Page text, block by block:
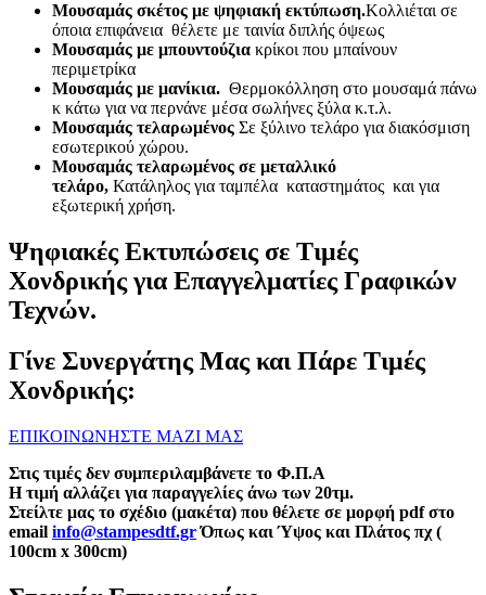
Μουσαμάς σκέτος με ψηφιακή εκτύπωση.Κολλιέται σε
όποια επιφάνεια θέλετε με ταινία διπλής όψεως
Μουσαμάς με μπουντούζια κρίκοι που μπαίνουν
περιμετρίκα
Μουσαμάς με μανίκια. Θερμοκόλληση στο μουσαμά πάνω
κ κάτω για να περνάνε μέσα σωλήνες ξύλα κ.τ.λ.
Μουσαμάς τελαρωμένος Σε ξύλινο τελάρο για διακόσμιση
εσωτερικού χώρου.
Μουσαμάς τελαρωμένος σε μεταλλικό
τελάρο, Κατάληλος για ταμπέλα καταστημάτος και για
εξωτερική χρήση.
Ψηφιακές Εκτυπώσεις σε Τιμές
Χονδρικής για Επαγγελματίες Γραφικών
Τεχνών.
Γίνε Συνεργάτης Μας και Πάρε Τιμές
Χονδρικής:
ΕΠΙΚΟΙΝΩΝΗΣΤΕ ΜΑΖΙ ΜΑΣ
Στις τιμές δεν συμπεριλαμβάνετε το Φ.Π.Α
Η τιμή αλλάζει για παραγγελίες άνω των 20τμ.
Στείλτε μας το σχέδιο (μακέτα) που θέλετε σε μορφή pdf στο
email info@stampesdtf.grΌπως και Ύψος και Πλάτος πχ (
100cm x 300cm)